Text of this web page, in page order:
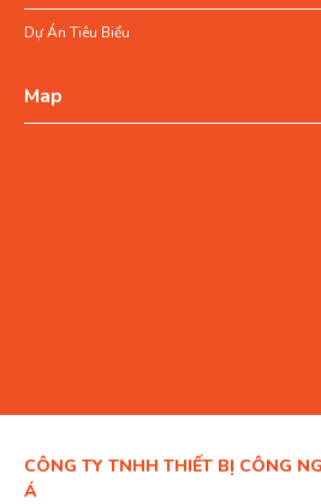
Dự Án Tiêu Biểu
Map
CÔNG TY TNHH THIẾT BỊ CÔNG
Á